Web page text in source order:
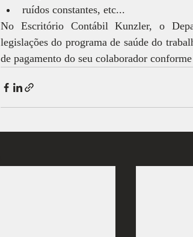
ruídos constantes, etc...
No Escritório Contábil Kunzler, o
legislações do programa de saúde do
de pagamento do seu colaborador